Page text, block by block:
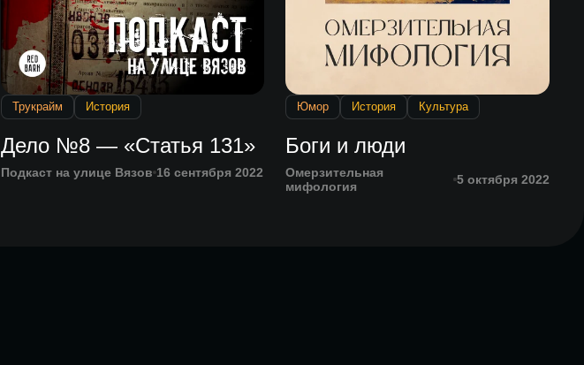
Трукрайм История
Дело №8 — «Статья 131»
Подкаст на улице Вязов 16 сентября 2022
Юмор История Культура
Боги и люди
Омерзительная
мифология
5 октября 2022